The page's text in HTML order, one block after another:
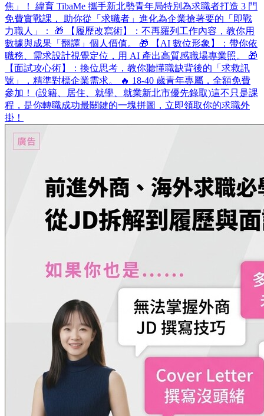
焦」！ 緯育 TibaMe 攜手新北勢青年局特別為求職者打造 3 門
免費實戰課， 助你從「求職者」進化為企業搶著要的「即戰
力職人」： 🎁 【履歷改寫術】：不再羅列工作內容，教你用
數據與成果「翻譯」個人價值。 🎁 【AI 數位形象】：帶你依
職務、需求設計視覺定位，用 AI 產出高質感職場專業照。 🎁
【面試攻心術】：換位思考，教你聽懂職缺背後的「求救訊
號」，精準對標企業需求。 🔥 18-40 歲青年專屬，全額免費
參加！ (設籍、居住、就學、就業新北市優先錄取)​ 這不只是課
程，是你轉職成功最關鍵的一塊拼圖，立即領取你的求職外
掛！